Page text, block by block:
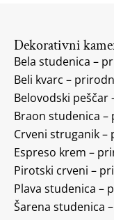
Dekorativni
Bela studenica –
Beli kvarc –
Belovodski
Braon studenica
Crveni struganik
Espreso krem –
Pirotski crveni –
Plava studenica –
Šarena studenica